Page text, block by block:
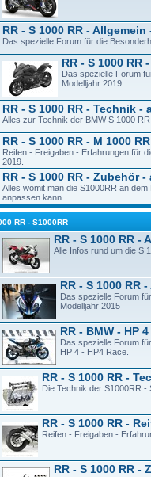
RR - S 1000 RR - Allgemein
Das spezielle Forum für die
RR - S 1000 RR
Das spezielle Forum
Modelljahr 2019.
RR - S 1000 RR - Technik -
Alles zur Technik der BMW S 1000
RR - S 1000 RR - M 1000
Reifen - Freigaben - Erfahrungen für
2019.
RR - S 1000 RR - Zubehör -
Alles womit man die S1000RR an
anpassen kann.
RR - S1000RR
RR - S 1000 RR -
Alle Infos rund um die S
RR - S 1000 RR
Das spezielle Forum
Modelljahr 2015
RR - BMW - HP
Das spezielle Forum
HP 4 - HP4 Race.
RR - S 1000 RR -
Die Technik der S1000RR
RR - S 1000 RR -
Reifen - Freigaben -
RR - S 1000 RR -